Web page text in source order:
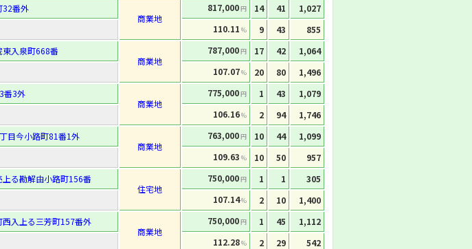
32番外
商業地
817,000円 14 41
1,027
110.11 % 9 43 855
入泉町668番
商業地
787,000円 17 42
1,064
107.07% 20 80 1,496
番3外
商業地
775,000円 1 43
1,079
106.16% 2 94 1,746
目今小路町81番1外
商業地
763,000円 10 44
1,099
109.63 % 10 50 957
る勘解由小路町156番
住宅地
750,000円 1 1
305
107.14% 2 10
1,400
入上る三芳町157番外
商業地
750,000円 1 45
1,112
112.28% 2 29 542